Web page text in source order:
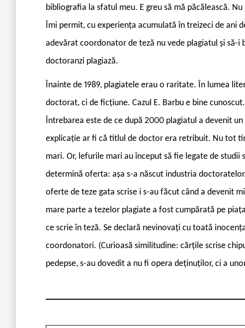
bibliografia la sfatul meu. E greu să mă păcălească.
Îmi permit, cu experiența acumulată în treizeci de ani
adevărat coordonator de teză nu vede plagiatul și să-i
doctoranzi plagiază.
Înainte de 1989, plagiatele erau o raritate. În lumea
doctorat, ci de ficțiune. Cazul E. Barbu e bine
Întrebarea este de ce după 2000 plagiatul a devenit
explicație ar fi că titlul de doctor era retribuit. Nu tot
mari. Or, lefurile mari au început să fie legate de studii
determină oferta: așa s-a născut industria
oferte de teze gata scrise i s-au făcut când a devenit
mare parte a tezelor plagiate a fost cumpărată pe
ce scrie în teză. Se declară nevinovați cu toată
coordonatori. (Curioasă similitudine: cărțile scrise
pedepse, s-au dovedit a nu fi opera deținuților, ci a